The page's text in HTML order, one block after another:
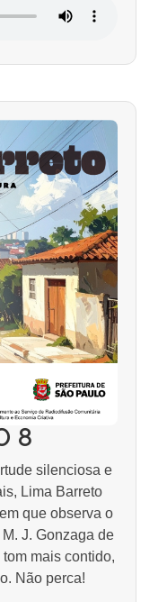
8
silenciosa e
Lima Barreto
que observa o
J. Gonzaga de
mais contido,
Não perca!